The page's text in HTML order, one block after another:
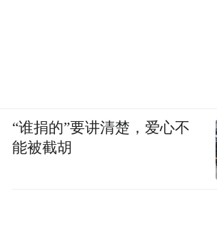
“谁捐的”要讲清楚，爱心不
能被截胡